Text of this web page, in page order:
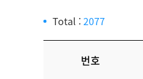
Total :2077
번호